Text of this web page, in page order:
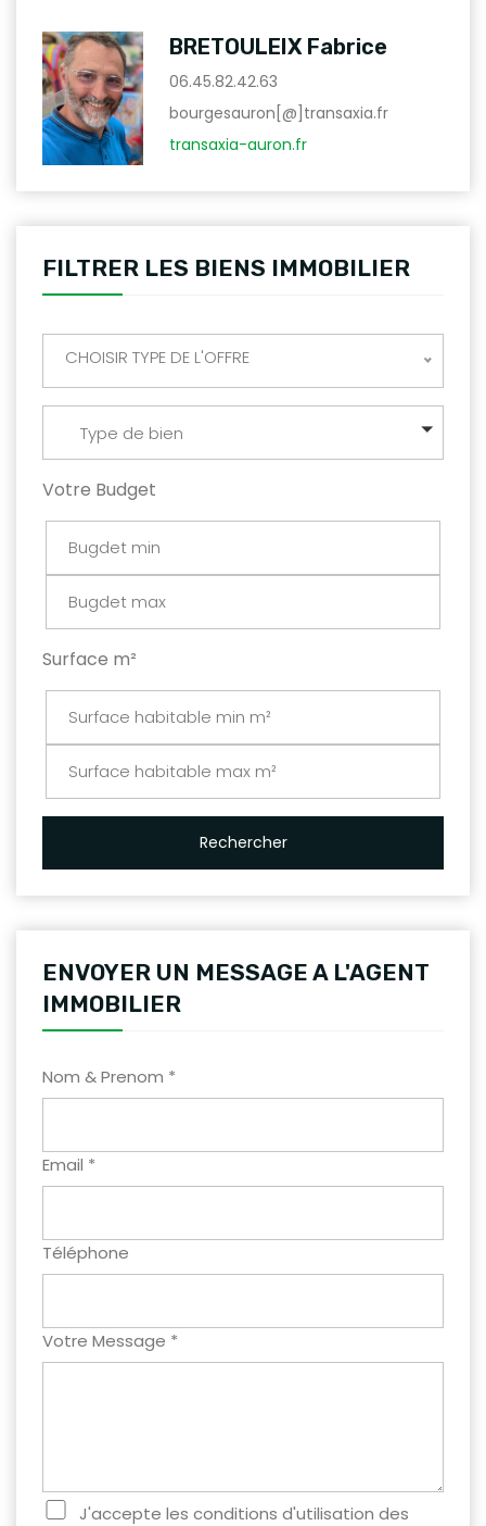
BRETOULEIX Fabrice
06.45.82.42.63
bourgesauron[@]transaxia.fr
transaxia-auron.fr
FILTRER LES BIENS IMMOBILIER
CHOISIR TYPE DE L'OFFRE
Type de bien
Votre Budget
Surface m²
Rechercher
ENVOYER UN MESSAGE A L'AGENT
IMMOBILIER
Nom & Prenom *
Email *
Téléphone
Votre Message *
J'accepte les conditions d'utilisation des